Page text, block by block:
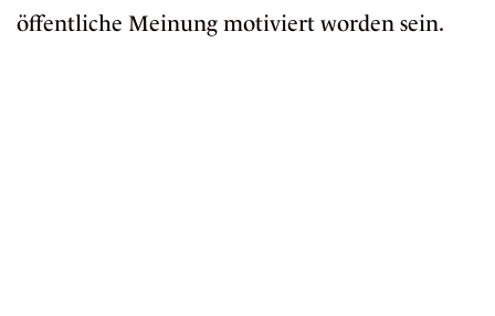
öffentliche Meinung motiviert worden sein.